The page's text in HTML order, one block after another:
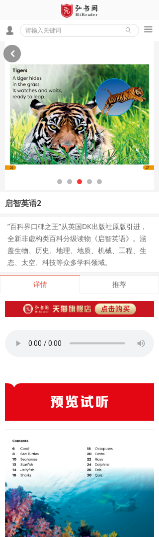
ꄙ 끀
넙
启智英语2
详情 推荐
낒
”百科界口碑之王”从英国DK出版社原版引进，
全新非虚构类百科分级读物《启智英语》。涵
盖生物、历史、地理、地质、机械、工程、生
态、太空、科技等众多学科领域。